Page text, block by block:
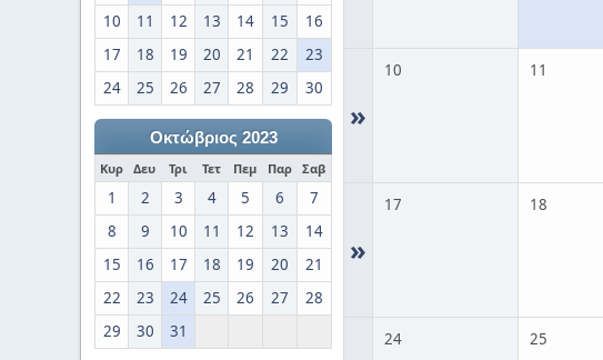
10
11 12 13 14 15
16
17
18 19 20 21 22
23
24
25 26 27 28 29 30
Οκτώβριος 2023
Κυρ Δευ Τρι Τετ Πεμ Παρ Σαβ
1 2 3 4 5 6
7
8
9 10 11 12 13
14
15
16 17 18 19 20
21
22
23 24 25 26 27
28
29
30 31
»
10 11
»
17 18
24 25